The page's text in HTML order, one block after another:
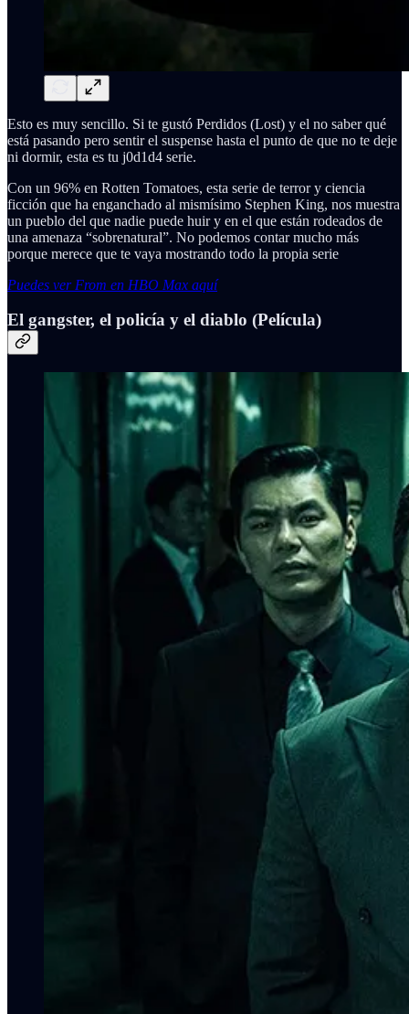
Esto es muy sencillo. Si te gustó Perdidos (Lost) y el no saber qué
está pasando pero sentir el suspense hasta el punto de que no te deje
ni dormir, esta es tu j0d1d4 serie.
Con un 96% en Rotten Tomatoes, esta serie de terror y ciencia
ficción que ha enganchado al mismísimo Stephen King, nos muestra
un pueblo del que nadie puede huir y en el que están rodeados de
una amenaza “sobrenatural”. No podemos contar mucho más
porque merece que te vaya mostrando todo la propia serie
Puedes ver From en HBO Max aquí
El gangster, el policía y el diablo (Película)